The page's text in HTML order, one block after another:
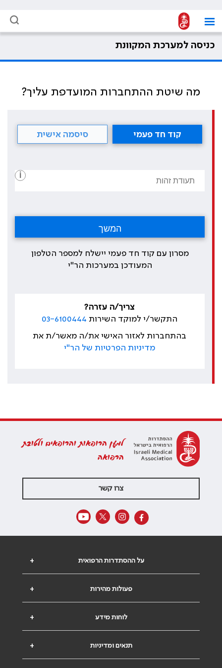
כניסה למערכת המקוונת
מה שיטת ההתחברות המועדפת עליך?
קוד חד פעמי סיסמה אישית
i
מסרון עם קוד חד פעמי יישלח למספר הטלפון
המעודכן במערכות הר"י
צריך/ה עזרה?
התקשר/י למוקד השירות 03-6100444
בהתחברות לאזור האישי את/ה מאשר/ת את
מדיניות הפרטיות של הר"י
למען הרופאות והרופאים ולטובת
הרפואה
צרו קשר
+ על ההסתדרות הרפואית
+ פעולות מהירות
+ לוחות מידע
+ תנאים ומדיניות